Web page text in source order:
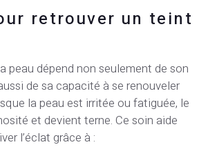
retrouver un teint
peau dépend non seulement de son
de sa capacité à se renouveler
la peau est irritée ou fatiguée, le
et devient terne. Ce soin aide
l’éclat grâce à :